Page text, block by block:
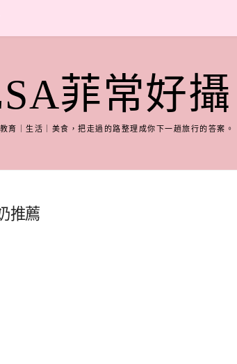
菲常好攝
育｜生活｜美食，把走過的路整理成你下一趟旅行的答案。
推薦